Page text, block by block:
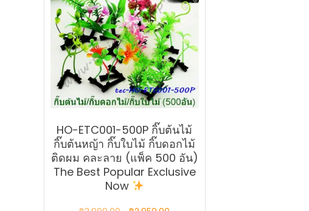
HO-ETC001-500P กิ๊บต้นไม้
กิ๊บต้นหญ้า กิ๊บใบไม้ กิ๊บดอกไม้
ติดผม คละลาย (แพ็ค 500 อัน)
The Best Popular Exclusive
Now